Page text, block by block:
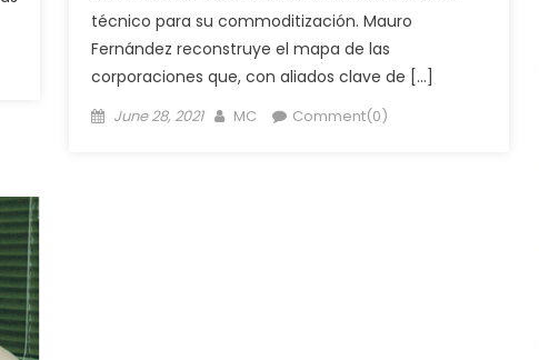
técnico para su commoditización. Mauro
Fernández reconstruye el mapa de las
corporaciones que, con aliados clave de […]
Posted
June 28, 2021 Author
MC Comment(0)